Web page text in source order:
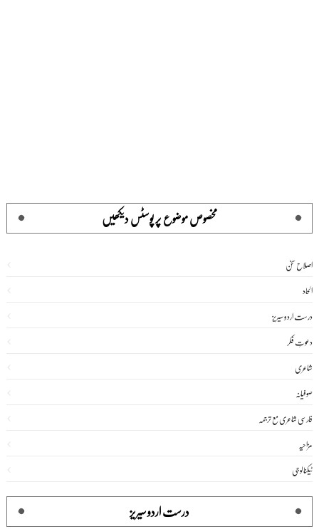
مخصوص موضوع پر پوسٹس دیکھیں
اصلاح سخن
الحاد
درست اردو سیریز
دعوتِ فکر
شاعری
صوفیانہ
فارسی شاعری مع ترجمہ
مزاحیہ
ٹیکنالوجی
درست اردو سیریز